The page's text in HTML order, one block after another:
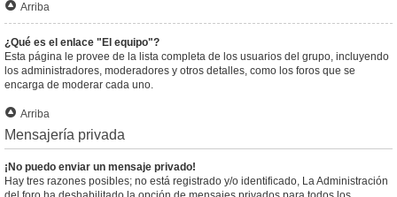
Arriba
¿Qué es el enlace "El equipo"?
Esta página le provee de la lista completa de los usuarios del grupo, incluyendo
los administradores, moderadores y otros detalles, como los foros que se
encarga de moderar cada uno.
Arriba
Mensajería privada
¡No puedo enviar un mensaje privado!
Hay tres razones posibles; no está registrado y/o identificado, La Administración